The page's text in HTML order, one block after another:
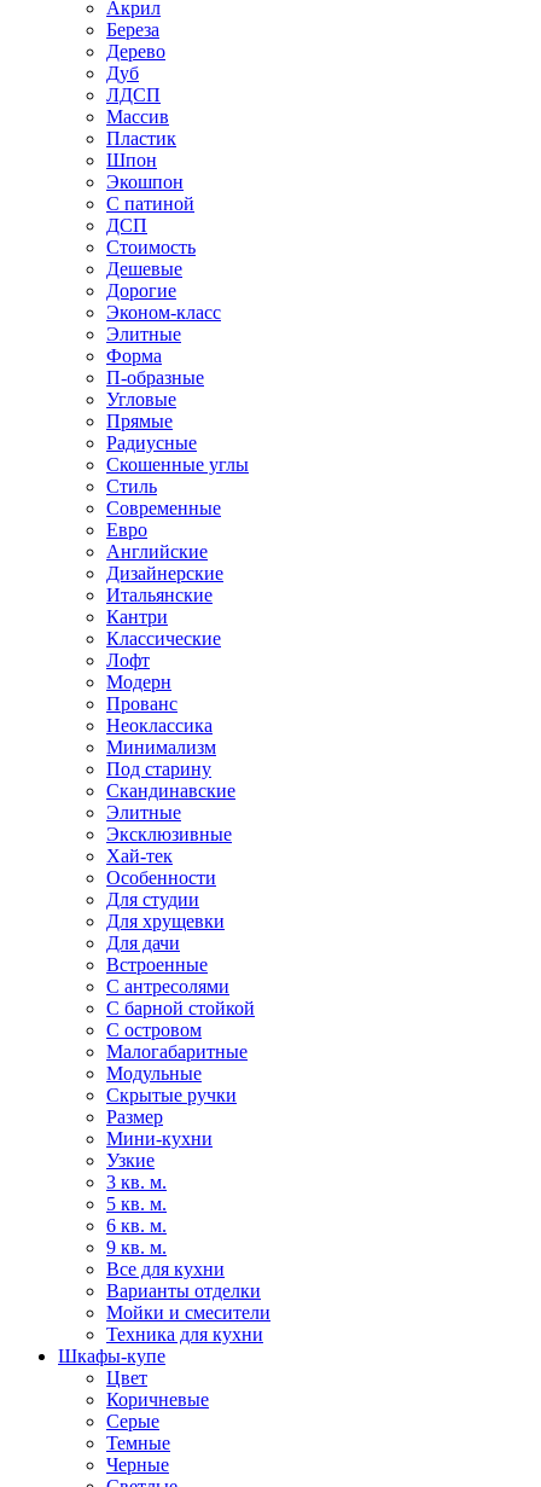
Акрил
Береза
Дерево
Дуб
ЛДСП
Массив
Пластик
Шпон
Экошпон
С патиной
ДСП
Стоимость
Дешевые
Дорогие
Эконом-класс
Элитные
Форма
П-образные
Угловые
Прямые
Радиусные
Скошенные углы
Стиль
Современные
Евро
Английские
Дизайнерские
Итальянские
Кантри
Классические
Лофт
Модерн
Прованс
Неоклассика
Минимализм
Под старину
Скандинавские
Элитные
Эксклюзивные
Хай-тек
Особенности
Для студии
Для хрущевки
Для дачи
Встроенные
С антресолями
С барной стойкой
С островом
Малогабаритные
Модульные
Скрытые ручки
Размер
Мини-кухни
Узкие
3 кв. м.
5 кв. м.
6 кв. м.
9 кв. м.
Все для кухни
Варианты отделки
Мойки и смесители
Техника для кухни
Шкафы-купе
Цвет
Коричневые
Серые
Темные
Черные